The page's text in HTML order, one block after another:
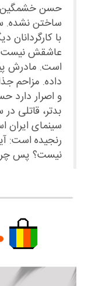
حسن خشمگین
ساختن نشده.
با
عاشقش
است. مادرش
داده. مزاحم
و اصرار دارد
بدتر، قاتلی
سینمای ایران
رنجیده است:
نیست؟ پس